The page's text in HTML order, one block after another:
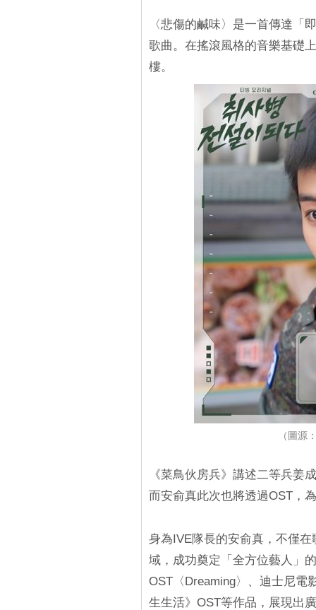
〈悲傷的鹹味〉是一首傳達「
歌曲。在搖滾風格的音樂基礎
樓。
（圖源
《菜鳥伙房兵》講述二等兵姜
而安俞真此次也將透過OST，
身為IVE隊長的安俞真，不僅
域，成功奠定「全方位藝人」
OST〈Dreaming〉、迪士尼電
生生活》OST等作品，展現出